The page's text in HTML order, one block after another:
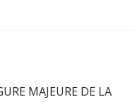
MAJEURE DE LA